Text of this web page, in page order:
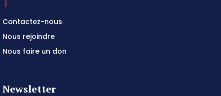
Contactez-nous
Nous rejoindre
Nous faire un don
Newsletter